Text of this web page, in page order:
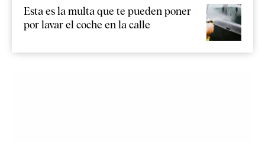
Esta es la multa que te pueden poner
por lavar el coche en la calle